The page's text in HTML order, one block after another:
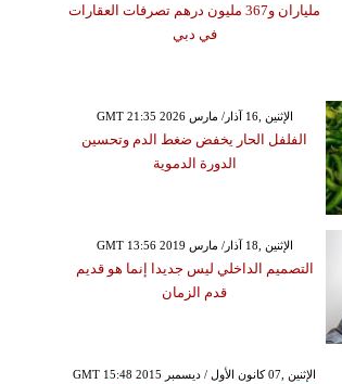
ملياران و367 مليون درهم تصرفات العقارات
في دبي
GMT 21:35 2026 الإثنين ,16 آذار/ مارس
الفلفل الحار يخفض ضغط الدم وتحسين
الدورة الدموية
GMT 13:56 2019 الإثنين ,18 آذار/ مارس
التصميم الداخلي ليس جديدا إنما هو قديم
قدم الزمان
GMT 15:48 2015 الإثنين ,07 كانون الأول / ديسمبر